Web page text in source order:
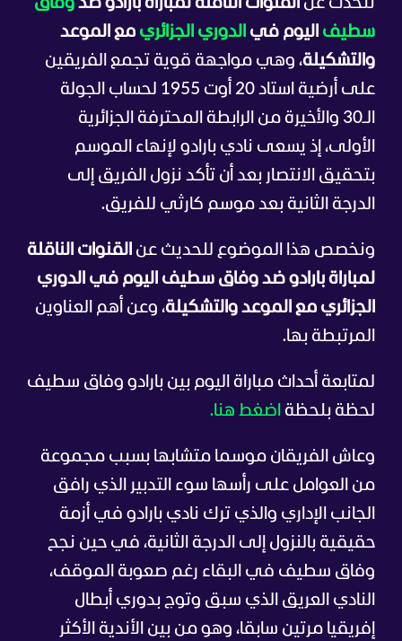
نتحدث عن القنوات الناقلة لمباراة بارادو ضد وفاق
سطيف اليوم في الدوري الجزائري مع الموعد
والتشكيلة، وهي مواجهة قوية تجمع الفريقين
على أرضية استاد 20 أوت 1955 لحساب الجولة
الـ30 والأخيرة من الرابطة المحترفة الجزائرية
الأولى، إذ يسعى نادي بارادو لإنهاء الموسم
بتحقيق الانتصار بعد أن تأكد نزول الفريق إلى
الدرجة الثانية بعد موسم كارثي للفريق.
ونخصص هذا الموضوع للحديث عن القنوات الناقلة
لمباراة بارادو ضد وفاق سطيف اليوم في الدوري
الجزائري مع الموعد والتشكيلة، وعن أهم العناوين
المرتبطة بها.
لمتابعة أحداث مباراة اليوم بين بارادو وفاق سطيف
لحظة بلحظة اضغط هنا.
وعاش الفريقان موسما متشابها بسبب مجموعة
من العوامل على رأسها سوء التدبير الذي رافق
الجانب الإداري والذي ترك نادي بارادو في أزمة
حقيقية بالنزول إلى الدرجة الثانية، في حين نجح
وفاق سطيف في البقاء رغم صعوبة الموقف،
النادي العريق الذي سبق وتوج بدوري أبطال
إفريقيا مرتين سابقا، وهو من بين الأندية الأكثر